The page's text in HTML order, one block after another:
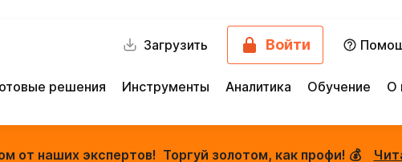
Загрузить Войти
решения Инструменты Аналитика Обучение О
от наших экспертов! Торгуй золотом, как профи! 💰